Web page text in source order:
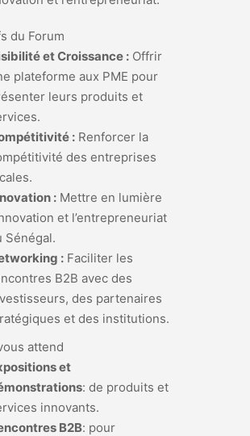
du Forum
et Croissance : Offrir
plateforme aux PME pour
leurs produits et
: Renforcer la
des entreprises
: Mettre en lumière
et l’entrepreneuriat
Sénégal.
: Faciliter les
B2B avec des
des partenaires
et des institutions.
attend
et
: de produits et
innovants.
B2B: pour